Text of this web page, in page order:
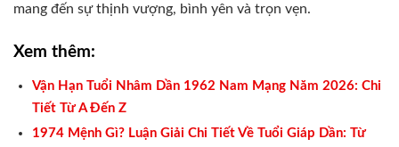
mang đến sự thịnh vượng, bình yên và trọn vẹn.
Xem thêm:
Vận Hạn Tuổi Nhâm Dần 1962 Nam Mạng Năm 2026: Chi
Tiết Từ A Đến Z
1974 Mệnh Gì? Luận Giải Chi Tiết Về Tuổi Giáp Dần: Từ